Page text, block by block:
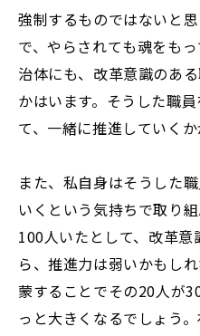
強制するものではないと
で、やらされても魂をも
治体にも、改革意識のあ
かはいます。そうした職
て、一緒に推進していく
また、私自身はそうした
いくという気持ちで取り
100人いたとして、改革
ら、推進力は弱いかもし
蒙することでその20人が
っと大きくなるでしょう